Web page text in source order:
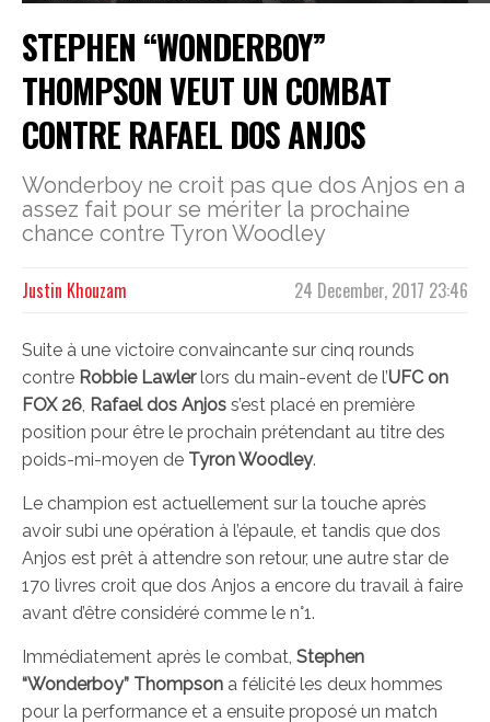
STEPHEN “WONDERBOY”
THOMPSON VEUT UN COMBAT
CONTRE RAFAEL DOS ANJOS
Wonderboy ne croit pas que dos Anjos en a
assez fait pour se mériter la prochaine
chance contre Tyron Woodley
24 December, 2017 23:46
Justin Khouzam
Suite à une victoire convaincante sur cinq rounds
contre Robbie Lawlerlors du main-event de l’UFC on
FOX 26 Rafael dos Anjos s’est placé en première
position pour être le prochain prétendant au titre des
poids-mi-moyen de Tyron Woodley.
Le champion est actuellement sur la touche après
avoir subi une opération à l’épaule, et tandis que dos
Anjos est prêt à attendre son retour, une autre star de
170 livres croit que dos Anjos a encore du travail à faire
avant d’être considéré comme le n°1.
Immédiatement après le combat, Stephen
“Wonderboy” Thompson a félicité les deux hommes
pour la performance et a ensuite proposé un match